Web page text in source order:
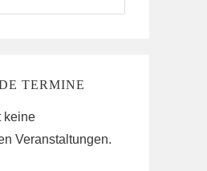
TERMINE
keine
Veranstaltungen.